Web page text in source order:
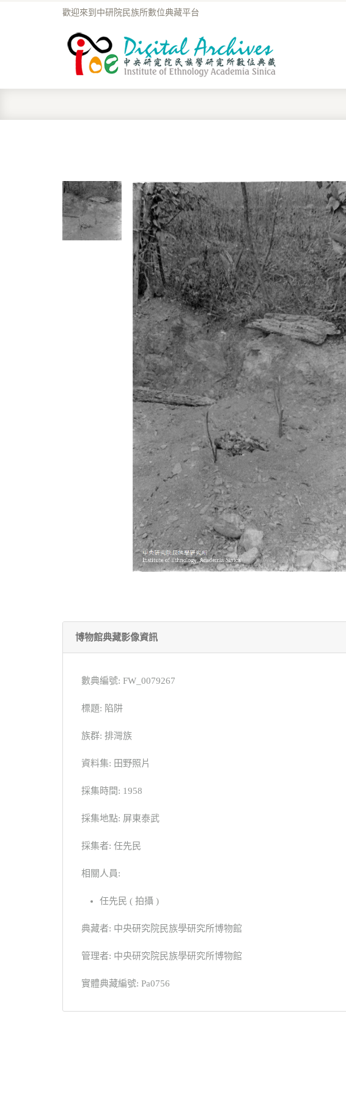
歡迎來到中研院民族所數位典藏平台
博物館典藏影像資訊
數典編號: FW_0079267
標題: 陷阱
族群: 排灣族
資料集: 田野照片
採集時間: 1958
採集地點: 屏東泰武
採集者: 任先民
相關人員:
任先民 ( 拍攝 )
典藏者: 中央研究院民族學研究所博物館
管理者: 中央研究院民族學研究所博物館
實體典藏編號: Pa0756